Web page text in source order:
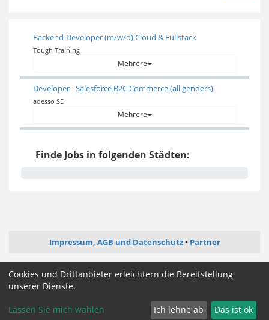
Backend-Developer (m/w/d) Cloud & Fullstack
Tough Training
Mehrere
Developer - Salesforce B2C Commerce (all genders)
adesso SE
Mehrere
Finde Jobs in folgenden Städten:
Impressum, AGB und Datenschutz Partner
ictjob.de administrator-jobs.de
softwareentwickler-jobs.de
Cookie Zustimmung ändern
Cookies und Drittanbieter erleichtern die Bereitstellung
unserer Dienste.
Lassen Sie mich wählen Ich lehne ab Das ist ok